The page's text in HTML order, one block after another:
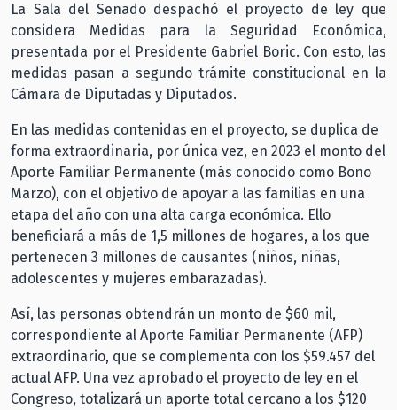
La Sala del Senado despachó el proyecto de ley que
considera Medidas para la Seguridad Económica,
presentada por el Presidente Gabriel Boric. Con esto, las
medidas pasan a segundo trámite constitucional en la
Cámara de Diputadas y Diputados.
En las medidas contenidas en el proyecto, se duplica de
forma extraordinaria, por única vez, en 2023 el monto del
Aporte Familiar Permanente (más conocido como Bono
Marzo), con el objetivo de apoyar a las familias en una
etapa del año con una alta carga económica. Ello
beneficiará a más de 1,5 millones de hogares, a los que
pertenecen 3 millones de causantes (niños, niñas,
adolescentes y mujeres embarazadas).
Así, las personas obtendrán un monto de $60 mil,
correspondiente al Aporte Familiar Permanente (AFP)
extraordinario, que se complementa con los $59.457 del
actual AFP. Una vez aprobado el proyecto de ley en el
Congreso, totalizará un aporte total cercano a los $120